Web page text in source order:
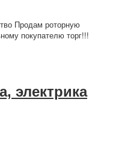
Продам роторную
покупателю торг!!!
электрика